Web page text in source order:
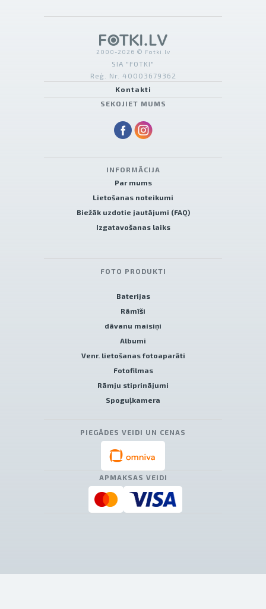
2000-2026 © Fotki.lv
SIA "FOTKI"
Reģ. Nr. 40003679362
Kontakti
SEKOJIET MUMS
INFORMĀCIJA
Par mums
Lietošanas noteikumi
Biežāk uzdotie jautājumi (FAQ)
Izgatavošanas laiks
FOTO PRODUKTI
Baterijas
Rāmīši
dāvanu maisiņi
Albumi
Venr. lietošanas fotoaparāti
Fotofilmas
Rāmju stiprinājumi
Spoguļkamera
PIEGĀDES VEIDI UN CENAS
APMAKSAS VEIDI